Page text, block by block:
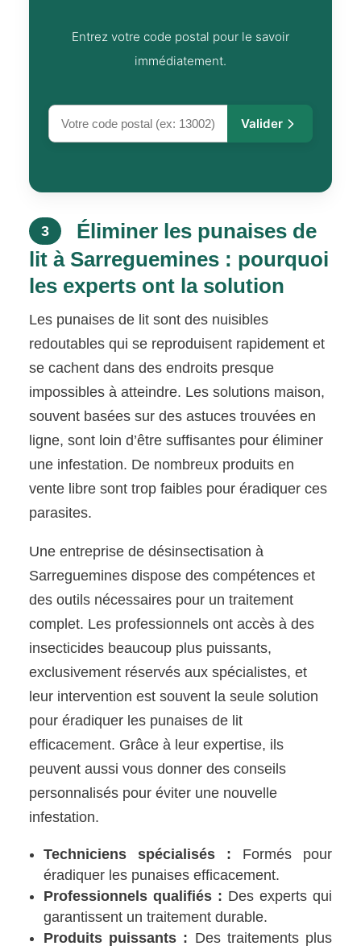
Entrez votre code postal pour le savoir
immédiatement.
Valider
3
Éliminer les punaises de
lit à Sarreguemines : pourquoi
les experts ont la solution
Les punaises de lit sont des nuisibles
redoutables qui se reproduisent rapidement et
se cachent dans des endroits presque
impossibles à atteindre. Les solutions maison,
souvent basées sur des astuces trouvées en
ligne, sont loin d’être suffisantes pour éliminer
une infestation. De nombreux produits en
vente libre sont trop faibles pour éradiquer ces
parasites.
Une entreprise de désinsectisation à
Sarreguemines dispose des compétences et
des outils nécessaires pour un traitement
complet. Les professionnels ont accès à des
insecticides beaucoup plus puissants,
exclusivement réservés aux spécialistes, et
leur intervention est souvent la seule solution
pour éradiquer les punaises de lit
efficacement. Grâce à leur expertise, ils
peuvent aussi vous donner des conseils
personnalisés pour éviter une nouvelle
infestation.
Techniciens spécialisés : Formés pour
éradiquer les punaises efficacement.
Professionnels qualifiés : Des experts qui
garantissent un traitement durable.
Produits puissants : Des traitements plus